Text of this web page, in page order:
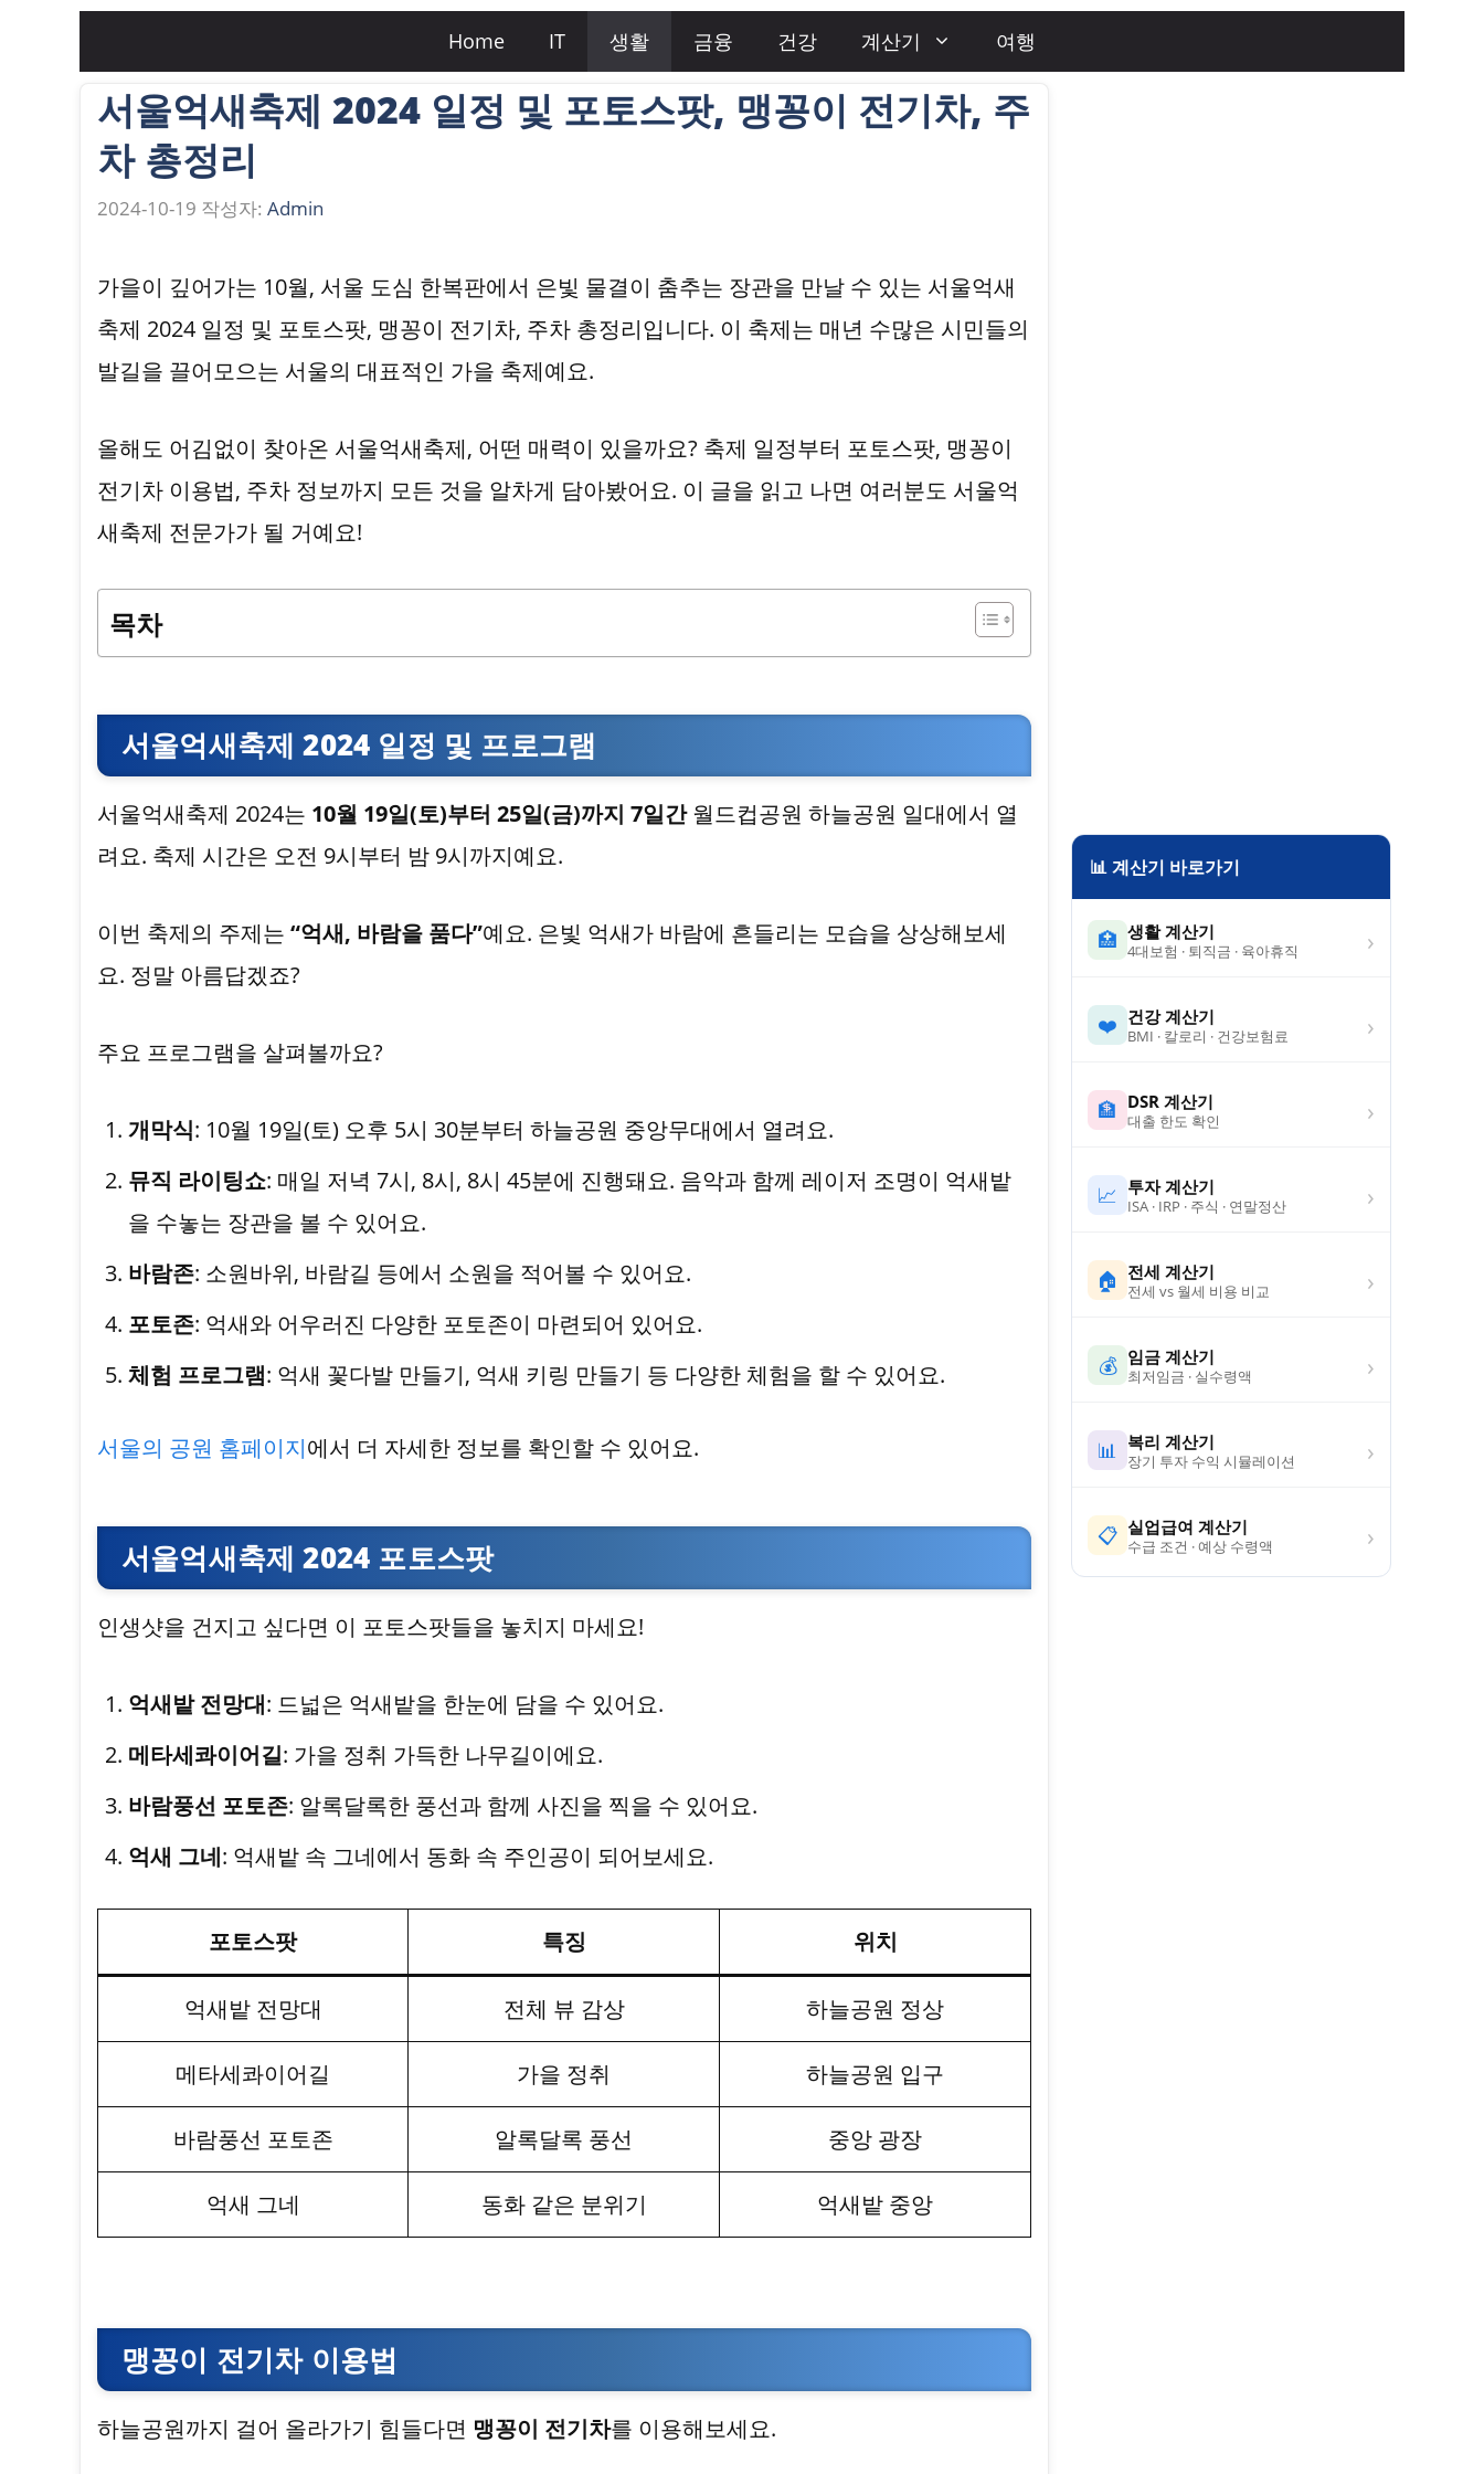
Home IT 생활 금융 건강 계산기 여행
서울억새축제 2024 일정 및 포토스팟, 맹꽁이 전기차, 주
차 총정리
2024-10-19 작성자: Admin
가을이 깊어가는 10월, 서울 도심 한복판에서 은빛 물결이 춤추는 장관을 만날 수 있는 서울억새
축제 2024 일정 및 포토스팟, 맹꽁이 전기차, 주차 총정리입니다. 이 축제는 매년 수많은 시민들의
발길을 끌어모으는 서울의 대표적인 가을 축제예요.
올해도 어김없이 찾아온 서울억새축제, 어떤 매력이 있을까요? 축제 일정부터 포토스팟, 맹꽁이
전기차 이용법, 주차 정보까지 모든 것을 알차게 담아봤어요. 이 글을 읽고 나면 여러분도 서울억
새축제 전문가가 될 거예요!
목차
서울억새축제 2024 일정 및 프로그램
서울억새축제 2024는 10월 19일(토)부터 25일(금)까지 7일간월드컵공원 하늘공원 일대에서 열
려요. 축제 시간은 오전 9시부터 밤 9시까지예요.
이번 축제의 주제는 “억새, 바람을 품다”예요. 은빛 억새가 바람에 흔들리는 모습을 상상해보세
요. 정말 아름답겠죠?
주요 프로그램을 살펴볼까요?
개막식: 10월 19일(토) 오후 5시 30분부터 하늘공원 중앙무대에서 열려요.
뮤직 라이팅쇼: 매일 저녁 7시, 8시, 8시 45분에 진행돼요. 음악과 함께 레이저 조명이 억새밭
을 수놓는 장관을 볼 수 있어요.
바람존: 소원바위, 바람길 등에서 소원을 적어볼 수 있어요.
포토존: 억새와 어우러진 다양한 포토존이 마련되어 있어요.
체험 프로그램: 억새 꽃다발 만들기, 억새 키링 만들기 등 다양한 체험을 할 수 있어요.
서울의 공원 홈페이지에서 더 자세한 정보를 확인할 수 있어요.
서울억새축제 2024 포토스팟
인생샷을 건지고 싶다면 이 포토스팟들을 놓치지 마세요!
억새밭 전망대: 드넓은 억새밭을 한눈에 담을 수 있어요.
메타세콰이어길: 가을 정취 가득한 나무길이에요.
바람풍선 포토존: 알록달록한 풍선과 함께 사진을 찍을 수 있어요.
억새 그네: 억새밭 속 그네에서 동화 속 주인공이 되어보세요.
포토스팟 특징 위치
억새밭 전망대 전체 뷰 감상 하늘공원 정상
메타세콰이어길 가을 정취 하늘공원 입구
바람풍선 포토존 알록달록 풍선 중앙 광장
억새 그네 동화 같은 분위기 억새밭 중앙
맹꽁이 전기차 이용법
하늘공원까지 걸어 올라가기 힘들다면 맹꽁이 전기차를 이용해보세요.
📊 계산기 바로가기
🏥 생활 계산기
4대보험 · 퇴직금 · 육아휴직 ›
❤️ 건강 계산기
BMI · 칼로리 · 건강보험료 ›
🏦 DSR 계산기
대출 한도 확인 ›
📈 투자 계산기
ISA · IRP · 주식 · 연말정산 ›
🏠 전세 계산기
전세 vs 월세 비용 비교 ›
💰 임금 계산기
최저임금 · 실수령액 ›
📊 복리 계산기
장기 투자 수익 시뮬레이션 ›
📋 실업급여 계산기
수급 조건 · 예상 수령액 ›